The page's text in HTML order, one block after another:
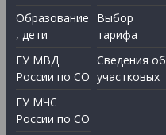
Образование
, дети
ГУ МВД
России по СО
ГУ МЧС
России по СО
Выбор
тарифа
Сведения об
участковых